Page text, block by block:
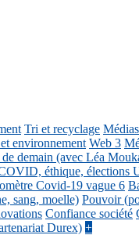
Tri et recyclage
environnement Web 3
demain (avec Léa
éthique, élections
Covid-19 vague 6
sang, moelle) Pouvoir
Confiance société
Durex) +